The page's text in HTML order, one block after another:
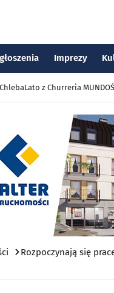
Imprezy
Lato z Churreria MUNDO
Rozpoczynają się